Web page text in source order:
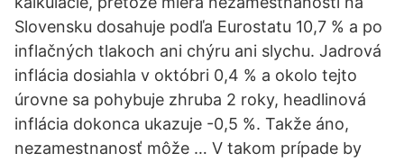
Slovensku dosahuje podľa Eurostatu 10,7 % a po
inflačných tlakoch ani chýru ani slychu. Jadrová
inflácia dosiahla v októbri 0,4 % a okolo tejto
úrovne sa pohybuje zhruba 2 roky, headlinová
inflácia dokonca ukazuje -0,5 %. Takže áno,
nezamestnanosť môže … V takom prípade by